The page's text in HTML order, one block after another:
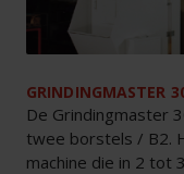
GRINDINGMASTER
De Grindingmaster
twee borstels / B2.
machine die in 2 tot